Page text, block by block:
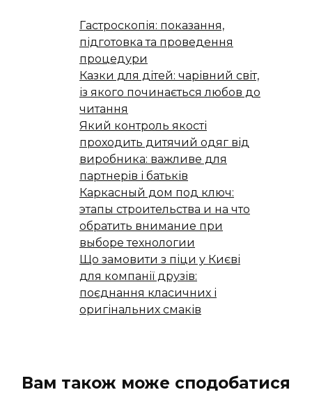
Гастроскопія: показання,
підготовка та проведення
процедури
Казки для дітей: чарівний світ,
із якого починається любов до
читання
Який контроль якості
проходить дитячий одяг від
виробника: важливе для
партнерів і батьків
Каркасный дом под ключ:
этапы строительства и на что
обратить внимание при
выборе технологии
Що замовити з піци у Києві
для компанії друзів:
поєднання класичних і
оригінальних смаків
Вам також може сподобатися